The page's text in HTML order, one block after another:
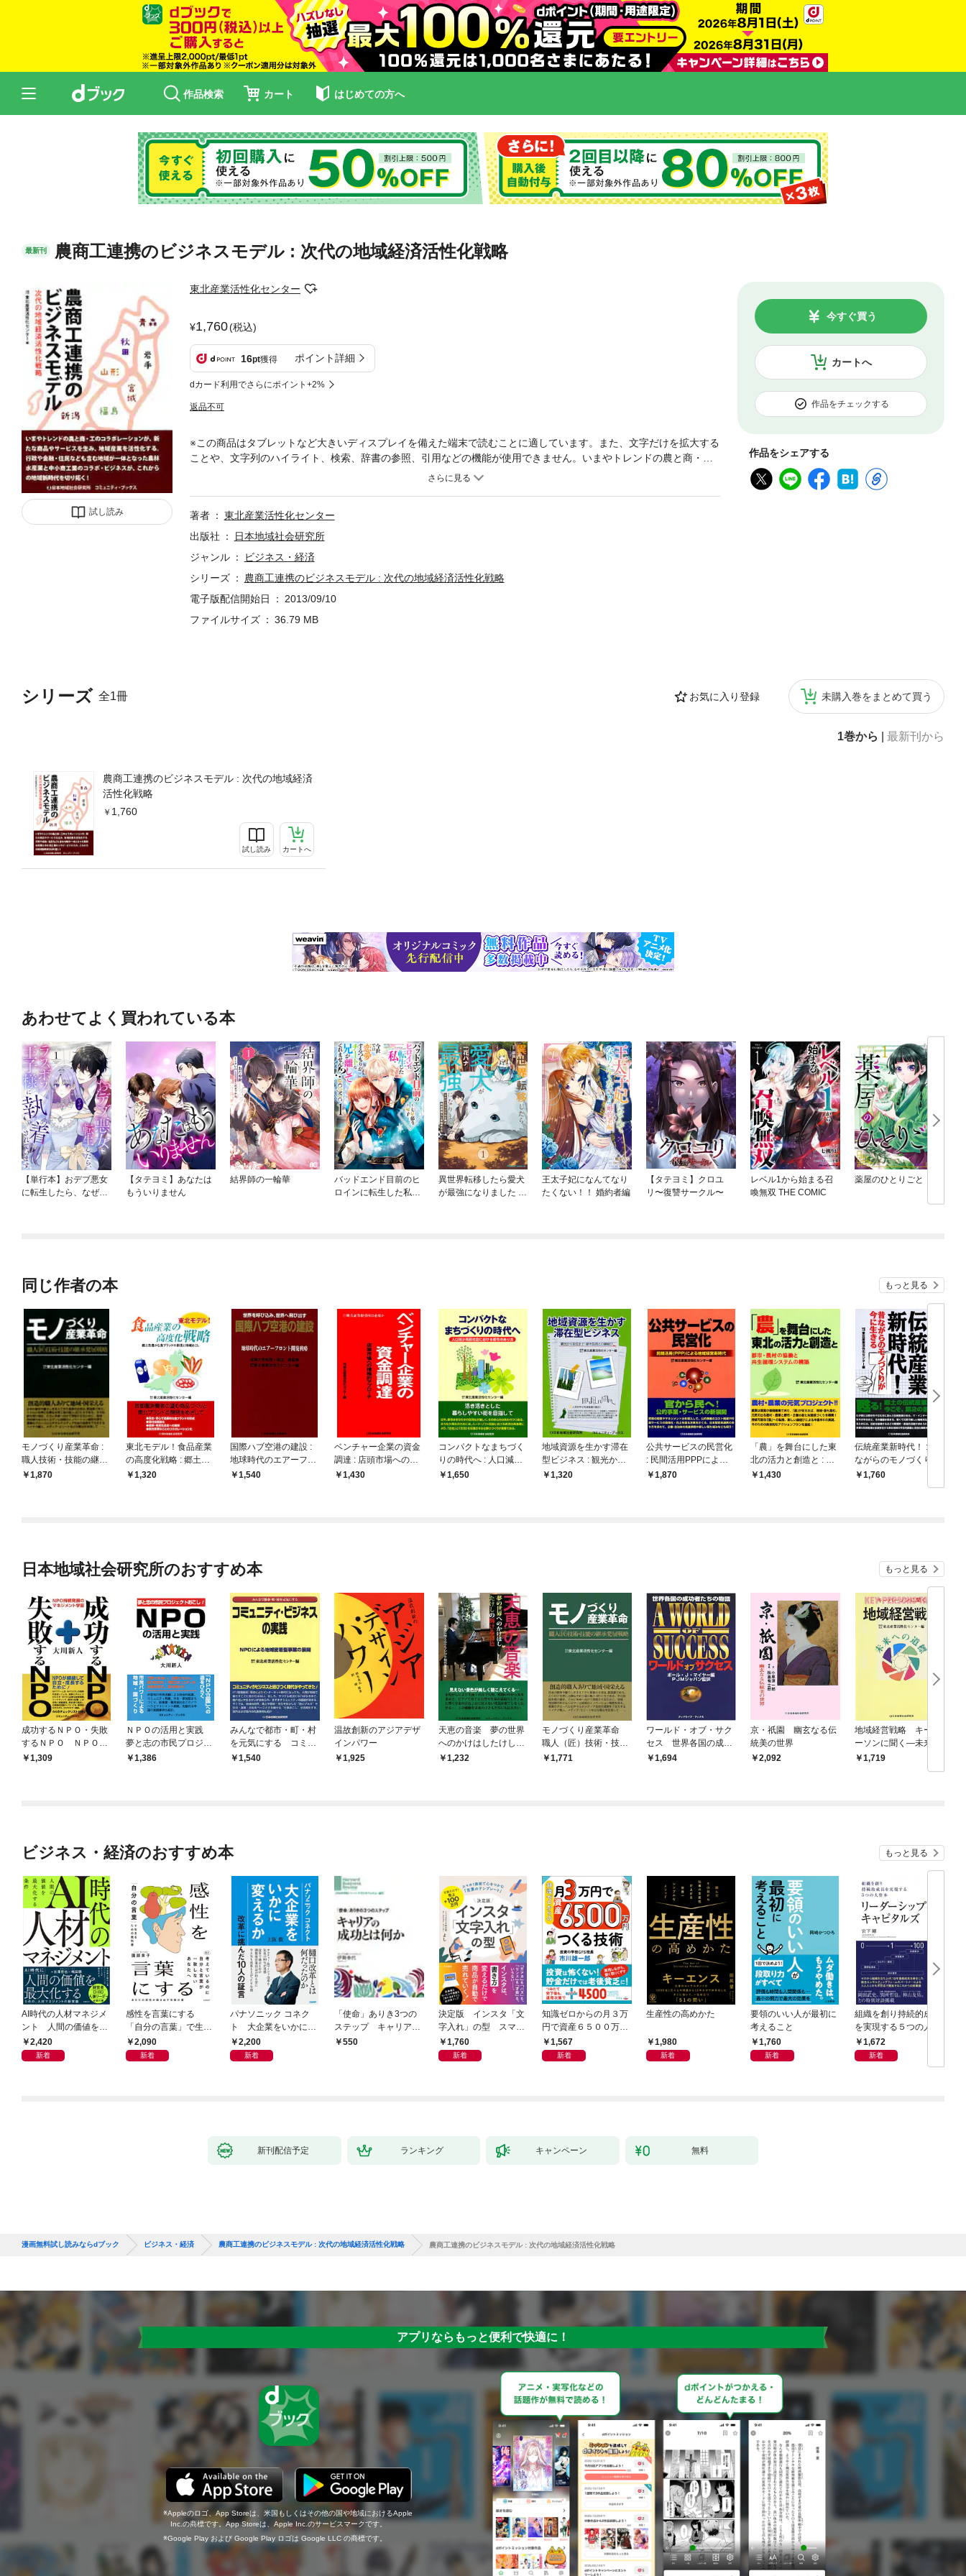
作品検索 カート はじめての方へ
最新刊 農商工連携のビジネスモデル : 次代の地域経済活性化戦略
試し読み
東北産業活性化センター
1,760(税込)
16pt獲得 ポイント詳細
dカード利用でさらにポイント+2%
返品不可
カートへ
今すぐ買う
作品をチェックする
作品をシェアする
シリーズ 全1冊 お気に入り登録 未購入巻をまとめて買う
1巻から 最新刊から
農商工連携のビジネスモデル : 次代の地域経済
活性化戦略
1,760
試し読み カートへ
※この商品はタブレットなど大きいディスプレイを備えた端末で読むことに適しています。また、文字だけを拡大する
ことや、文字列のハイライト、検索、辞書の参照、引用などの機能が使用できません。いまやトレンドの農と商・工
のコラボレーションが、新たな商品やサービスを生み、地域産業を活性化する。行政や金融・住民なども含む地域が
著者
東北産業活性化センター
出版社
日本地域社会研究所
ジャンル
ビジネス・経済
シリーズ
農商工連携のビジネスモデル : 次代の地域経済活性化戦略
電子版配信開始日
2013/09/10
ファイルサイズ
36.79 MB
あわせてよく買われている本
【単行本】おデブ悪女
に転生したら、なぜか
【タテヨミ】あなたは
もういりません
結界師の一輪華
バッドエンド目前のヒ
ロインに転生した私、
異世界転移したら愛犬
が最強になりました ～
王太子妃になんてなり
たくない！！ 婚約者編
【タテヨミ】クロユ
リ〜復讐サークル〜
レベル1から始まる召
喚無双 THE COMIC
薬屋のひとりごと
同じ作者の本 もっと見る
モノづくり産業革命 :
職人技術・技能の継承
発展戦略
1,870
東北モデル！食品産業
の高度化戦略 : 郷土色
豊かな食ブランドの創
1,320
国際ハブ空港の建設 :
地球時代のエアーフロ
ント開発戦略
1,540
ベンチャー企業の資金
調達 : 店頭市場への積
極的アプローチ
1,430
コンパクトなまちづく
りの時代へ : 人口減少
高齢社会における都市
1,650
地域資源を生かす滞在
型ビジネス : 観光から
定住まで！都市住民と
1,320
公共サービスの民営化
: 民間活用PPPによる
地域経営新時代
1,870
「農」を舞台にした東
北の活力と創造と : 都
市・農村の協働と共生
1,430
伝統産業新時代！ : 昔
ながらのモノづくりが
今に生きる
1,760
日本地域社会研究所のおすすめ本 もっと見る
成功するＮＰＯ・失敗
するＮＰＯ ＮＰＯ持
続発展のマネジメント
1,309
ＮＰＯの活用と実践
夢と志の市民プロジェ
クトおこし！
1,386
みんなで都市・町・村
を元気にする コミュ
ニティ・ビジネスの実
1,540
温故創新のアジアデザ
インパワー
1,925
天恵の音楽 夢の世界
へのかけはしたけしの
輝ける音色
1,232
モノづくり産業革命
職人（匠）技術・技能
の継承発展戦略
1,771
ワールド・オブ・サク
セス 世界各国の成功
者たちの物語
1,694
京・祇園 幽玄なる伝
統美の世界
2,092
地域経営戦略 キーパ
ーソンに聞く―未来へ
の道標
1,719
ビジネス・経済のおすすめ本 もっと見る
AI時代の人材マネジメ
ント 人間の価値を最
大化する条件
2,420
新着
感性を言葉にする
「自分の言葉」で生き
るための教科書
2,090
新着
パナソニック コネク
ト 大企業をいかに変
えるか
2,200
新着
「使命」ありき3つの
ステップ キャリアの
成功とは何か
550
決定版 インスタ「文
字入れ」の型 スマホ
１画面で心をつかむ
「言葉のテンプレー
1,760
新着
知識ゼロからの月３万
円で資産６５００万円
つくる技術
1,567
新着
生産性の高めかた
1,980
新着
要領のいい人が最初に
考えること
1,760
新着
組織を創り持続的成長
を実現する５つの人資
本 リーダーシップ・
キャピタルズ
1,672
新着
新刊配信予定 ランキング キャンペーン 無料
漫画無料試し読みならdブック ビジネス・経済 農商工連携のビジネスモデル : 次代の地域経済活性化戦略 農商工連携のビジネスモデル : 次代の地域経済活性化戦略
アプリならもっと便利で快適に！
Appleのロゴ、App Storeは、米国もしくはその他の国や地域におけるApple
Inc.の商標です。App Storeは、Apple Inc.のサービスマークです。
Google Play および Google Play ロゴは Google LLC の商標です。